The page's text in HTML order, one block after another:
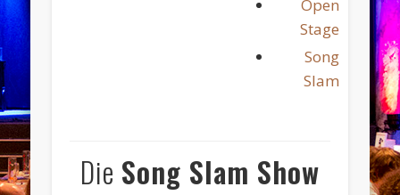
Open
Stage
Song
Slam
Die Song Slam Show